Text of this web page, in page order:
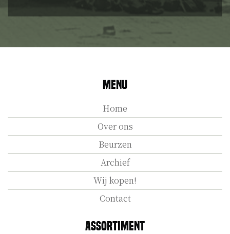
Menu
Home
Over ons
Beurzen
Archief
Wij kopen!
Contact
Assortiment